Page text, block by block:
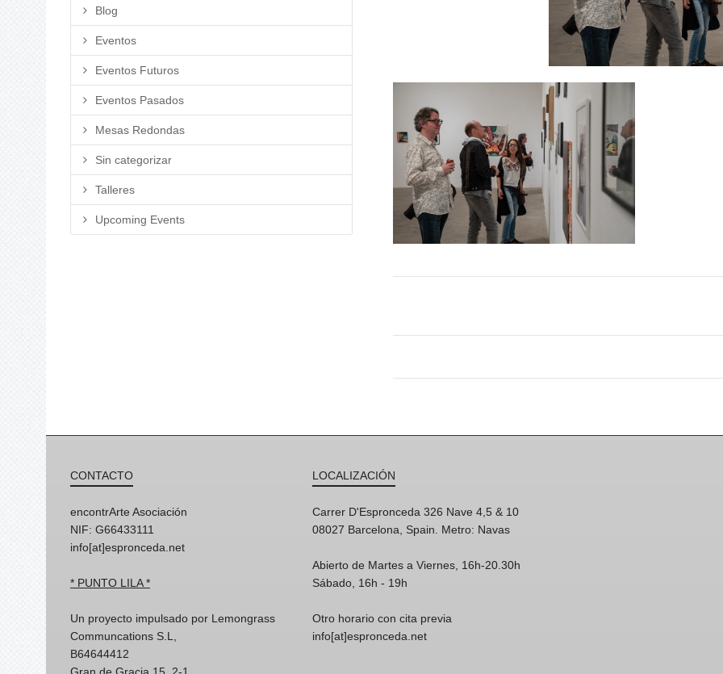
Blog
Eventos
Eventos Futuros
Eventos Pasados
Mesas Redondas
Sin categorizar
Talleres
Upcoming Events
CONTACTO
encontrArte Asociación
NIF: G66433111
info[at]espronceda.net
* PUNTO LILA *
Un proyecto impulsado por Lemongrass
Communcations S.L,
B64644412
Gran de Gracia 15, 2-1
LOCALIZACIÓN
Carrer D'Espronceda 326 Nave 4,5 & 10
08027 Barcelona, Spain. Metro: Navas
Abierto de Martes a Viernes, 16h-20.30h
Sábado, 16h - 19h
Otro horario con cita previa
info[at]espronceda.net